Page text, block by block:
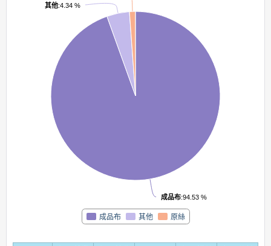
成品布:94.53 %
其他:4.34 %
成品布 其他 原絲